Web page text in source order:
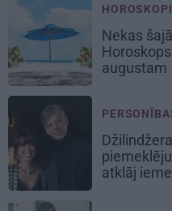
HOROSKOPI
Nekas
augustam
atklāj